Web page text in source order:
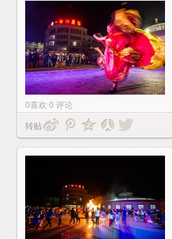
0喜欢 0 评论
转贴